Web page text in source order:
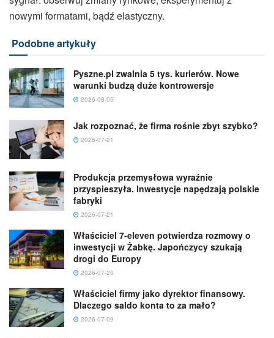
nowymi formatami, bądź elastyczny.
Podobne artykuły
Pyszne.pl zwalnia 5 tys. kurierów. Nowe
warunki budzą duże kontrowersje
2026-08-05
Jak rozpoznać, że firma rośnie zbyt szybko?
2026-07-21
Produkcja przemysłowa wyraźnie
przyspieszyła. Inwestycje napędzają polskie
fabryki
2026-07-21
Właściciel 7-eleven potwierdza rozmowy o
inwestycji w Żabkę. Japończycy szukają
drogi do Europy
2026-07-20
Właściciel firmy jako dyrektor finansowy.
Dlaczego saldo konta to za mało?
2026-07-09